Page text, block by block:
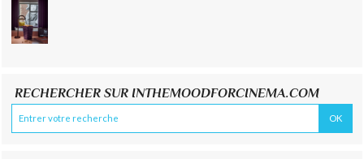
RECHERCHER SUR INTHEMOODFORCINEMA.COM